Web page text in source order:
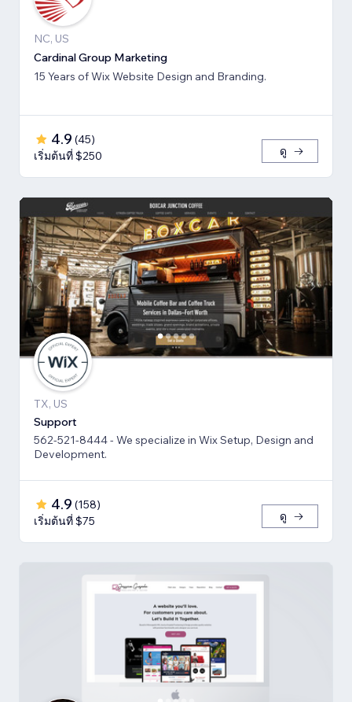
NC, US
Cardinal Group Marketing
15 Years of Wix Website Design and Branding.
4.9 (45)
เริ่มต้นที่ $250
ดู
TX, US
Support
562-521-8444 - We specialize in Wix Setup, Design and
Development.
4.9 (158)
เริ่มต้นที่ $75
ดู